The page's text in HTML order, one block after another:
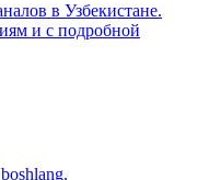
в Узбекистане.
и с подробной